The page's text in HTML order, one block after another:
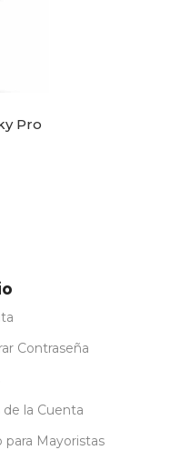
Pro
Contraseña
de la Cuenta
para Mayoristas